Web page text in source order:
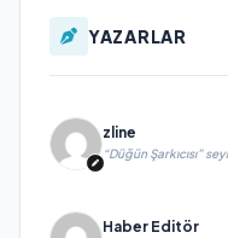
YAZARLAR
zline
“Düğün Şarkıcısı”
Haber Editör